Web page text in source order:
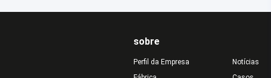
sobre
Perfil da Empresa
Notícias